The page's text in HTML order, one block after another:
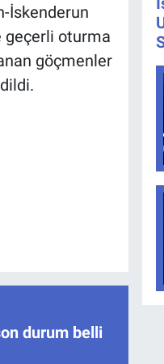
İskenderun
geçerli oturma
göçmenler
durum belli